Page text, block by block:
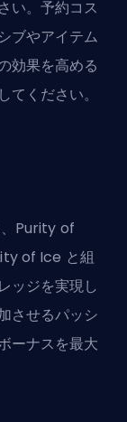
い。予約コス
ブやアイテム
効果を高める
ください。
Purity of
of Ice と組
ッジを実現し
させるパッシ
ーナスを最大